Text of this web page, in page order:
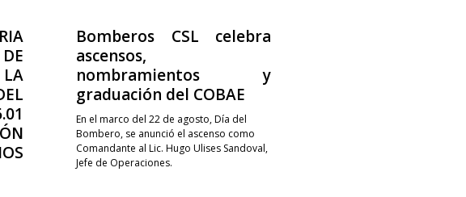
Bomberos CSL celebra
ascensos,
nombramientos y
graduación del COBAE
En el marco del 22 de agosto, Día del
Bombero, se anunció el ascenso como
Comandante al Lic. Hugo Ulises Sandoval,
Jefe de Operaciones.